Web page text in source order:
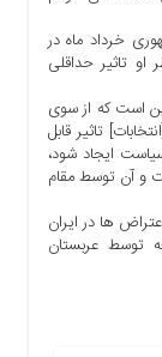
خرداد ماه در
تاثیر حداقلی
است که از سوی
تاثیر قابل
ایجاد شود،
و آن توسط مقام
و عربستان در سال ۲۰۱۶ پس از اعتراض ها در ایران
توسط عربستان